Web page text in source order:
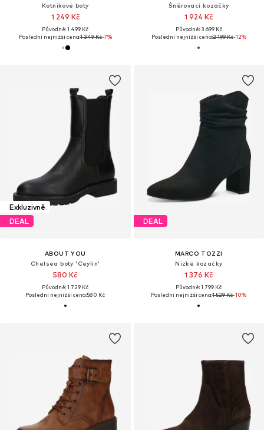
Kotníkové boty
1 249 Kč
Původně: 1 499 Kč
Poslední nejnižší cena:1 349 Kč-7%
Šněrovací kozačky
1 924 Kč
Původně: 3 699 Kč
Poslední nejnižší cena:2 199 Kč-12%
Exkluzivně
DEAL
ABOUT YOU
Chelsea boty 'Ceylin'
580 Kč
Původně: 1 729 Kč
Poslední nejnižší cena:580 Kč
DEAL
MARCO TOZZI
Nízké kozačky
1 376 Kč
Původně: 1 799 Kč
Poslední nejnižší cena:1 529 Kč-10%